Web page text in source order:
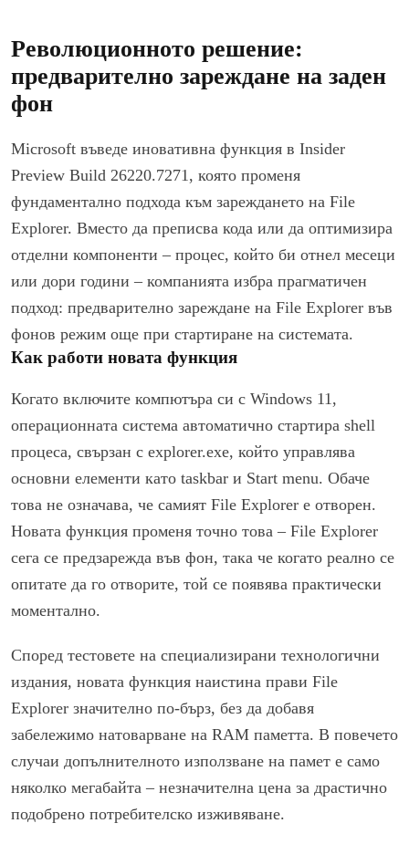
Революционното решение:
предварително зареждане на заден
фон
Microsoft въведе иновативна функция в Insider
Preview Build 26220.7271, която променя
фундаментално подхода към зареждането на File
Explorer. Вместо да преписва кода или да оптимизира
отделни компоненти – процес, който би отнел месеци
или дори години – компанията избра прагматичен
подход: предварително зареждане на File Explorer във
фонов режим още при стартиране на системата.
Как работи новата функция
Когато включите компютъра си с Windows 11,
операционната система автоматично стартира shell
процеса, свързан с explorer.exe, който управлява
основни елементи като taskbar и Start menu. Обаче
това не означава, че самият File Explorer е отворен.
Новата функция променя точно това – File Explorer
сега се предзарежда във фон, така че когато реално се
опитате да го отворите, той се появява практически
моментално.
Според тестовете на специализирани технологични
издания, новата функция наистина прави File
Explorer значително по-бърз, без да добавя
забележимо натоварване на RAM паметта. В повечето
случаи допълнителното използване на памет е само
няколко мегабайта – незначителна цена за драстично
подобрено потребителско изживяване.